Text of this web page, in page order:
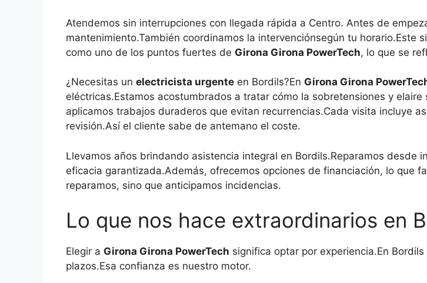
Atendemos sin interrupciones con llegada rápida a Centro. Antes de
mantenimiento.También coordinamos la intervenciónsegún tu
como uno de los puntos fuertes de Girona Girona PowerTech, lo que se
¿Necesitas un electricista urgente en Bordils?En Girona Girona
eléctricas.Estamos acostumbrados a tratar cómo la sobretensiones y
aplicamos trabajos duraderos que evitan recurrencias.Cada visita incluye
revisión.Así el cliente sabe de antemano el coste.
Llevamos años brindando asistencia integral en Bordils.Reparamos desde
eficacia garantizada.Además, ofrecemos opciones de financiación, lo que
reparamos, sino que anticipamos incidencias.
Lo que nos hace extraordinarios en
Elegir a Girona Girona PowerTech significa optar por experiencia.En
plazos.Esa confianza es nuestro motor.